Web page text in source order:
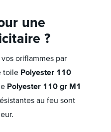
une
?
oriflammes par
toile Polyester 110
Polyester 110 gr M1
au feu sont